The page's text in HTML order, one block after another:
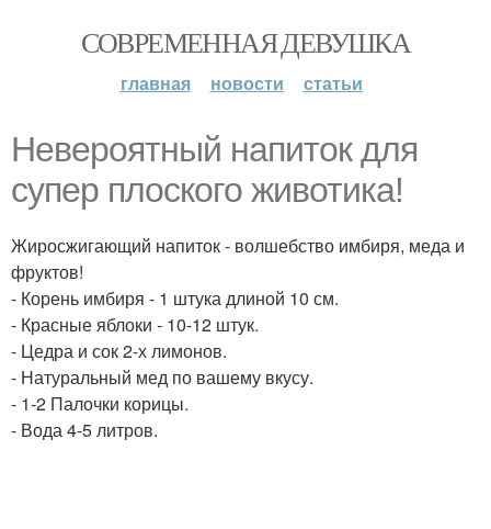
СОВРЕМЕННАЯ ДЕВУШКА
главная новости статьи
Невероятный напиток для
супер плоского животика!
Жиросжигающий напиток - волшебство имбиря, меда и
фруктов!
- Корень имбиря - 1 штука длиной 10 см.
- Красные яблоки - 10-12 штук.
- Цедра и сок 2-х лимонов.
- Натуральный мед по вашему вкусу.
- 1-2 Палочки корицы.
- Вода 4-5 литров.